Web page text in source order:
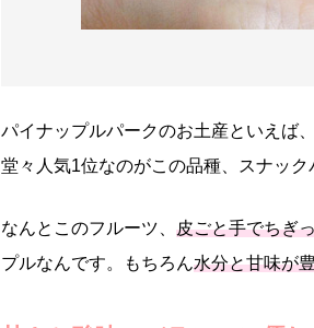
パイナップルパークのお土産といえば
堂々人気1位なのがこの品種、スナック
なんとこのフルーツ、 皮ごと手でちぎ
プルなんです。もちろん水分と甘味が